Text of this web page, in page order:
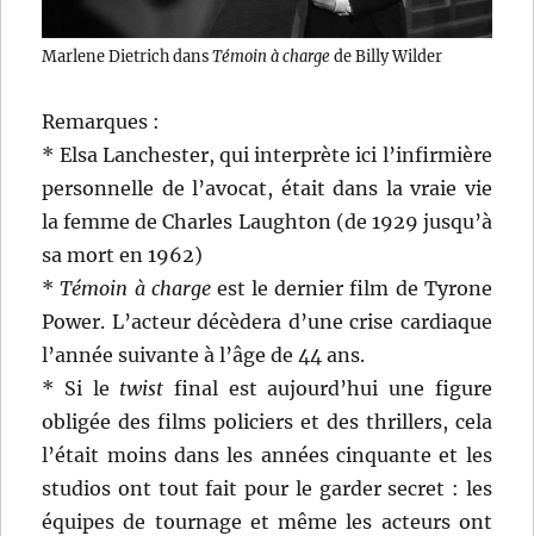
Marlene Dietrich dansTémoin à chargede Billy Wilder
Remarques :
* Elsa Lanchester, qui interprète ici l’infirmière
personnelle de l’avocat, était dans la vraie vie
la femme de Charles Laughton (de 1929 jusqu’à
sa mort en 1962)
*Témoin à chargeest le dernier film de Tyrone
Power. L’acteur décèdera d’une crise cardiaque
l’année suivante à l’âge de 44 ans.
* Si le twist final est aujourd’hui une figure
obligée des films policiers et des thrillers, cela
l’était moins dans les années cinquante et les
studios ont tout fait pour le garder secret : les
équipes de tournage et même les acteurs ont